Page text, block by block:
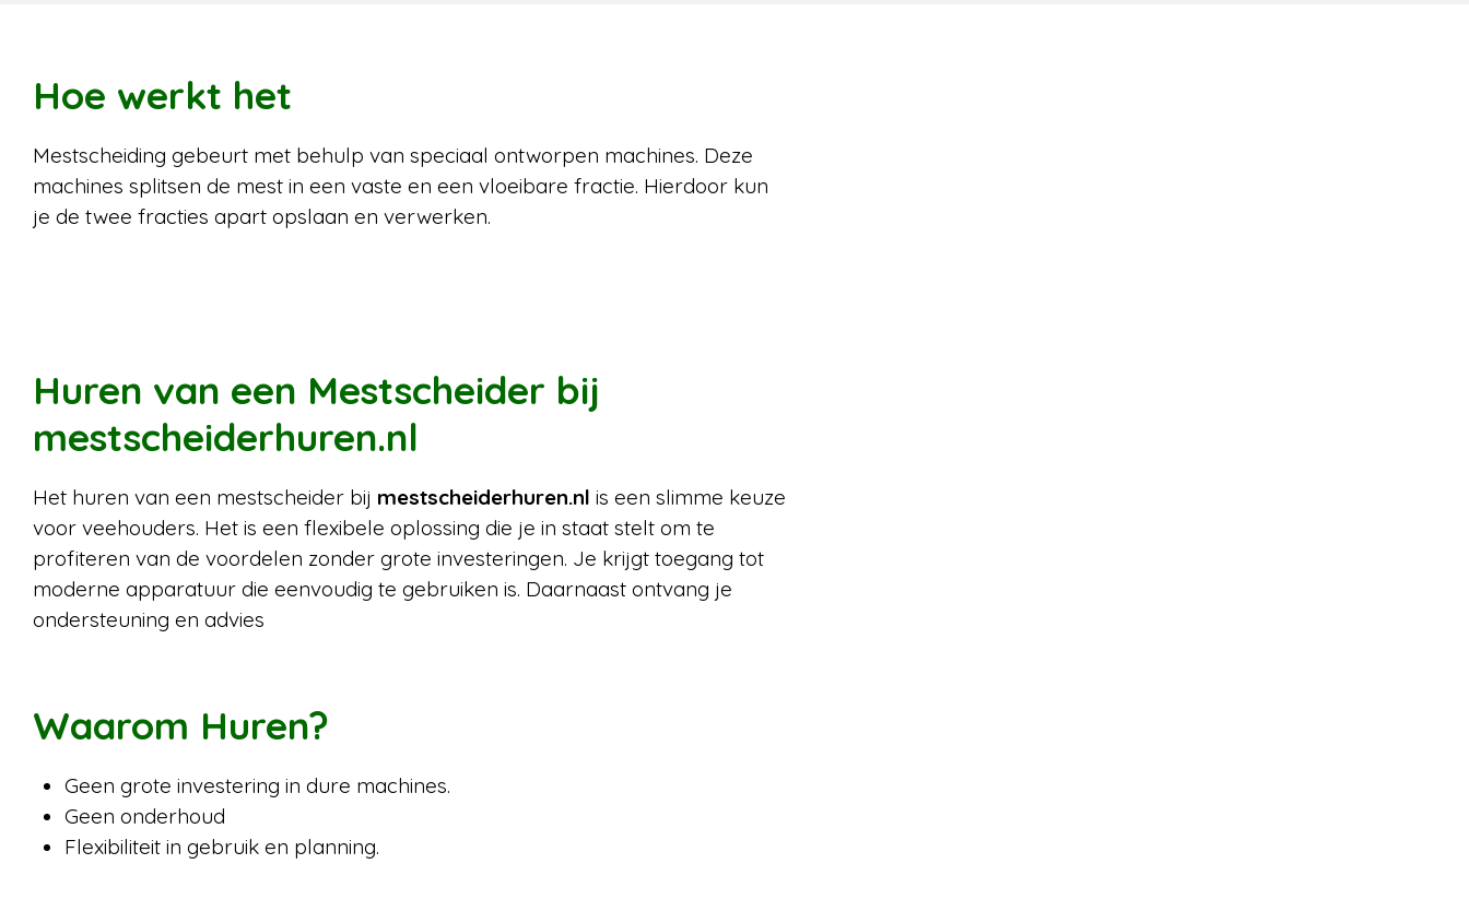
Hoe werkt het
Mestscheiding gebeurt met behulp van speciaal ontworpen machines. Deze
machines splitsen de mest in een vaste en een vloeibare fractie. Hierdoor kun
je de twee fracties apart opslaan en verwerken.
Huren van een Mestscheider bij
mestscheiderhuren.nl
Het huren van een mestscheider bij mestscheiderhuren.nl is een slimme keuze
voor veehouders. Het is een flexibele oplossing die je in staat stelt om te
profiteren van de voordelen zonder grote investeringen. Je krijgt toegang tot
moderne apparatuur die eenvoudig te gebruiken is. Daarnaast ontvang je
ondersteuning en advies
Waarom Huren?
Geen grote investering in dure machines.
Geen onderhoud
Flexibiliteit in gebruik en planning.